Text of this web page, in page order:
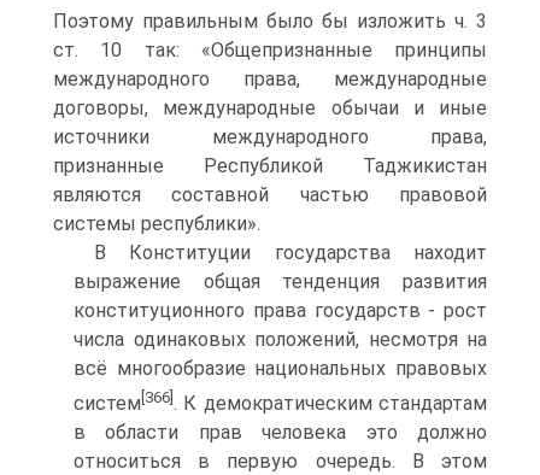
Поэтому правильным было бы изложить ч. 3
ст. 10 так: «Общепризнанные принципы
международного права, международные
договоры, международные обычаи и иные
источники международного права,
признанные Республикой Таджикистан
являются составной частью правовой
системы республики».
В Конституции государства находит
выражение общая тенденция развития
конституционного права государств - рост
числа одинаковых положений, несмотря на
всё многообразие национальных правовых
систем [366] . К демократическим стандартам
в области прав человека это должно
относиться в первую очередь. В этом